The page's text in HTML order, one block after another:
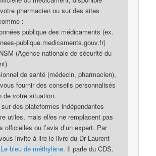
pharmacien ou sur des sites
:
publique des médicaments (ex.
publique.medicaments.gouv.fr)
(Agence nationale de sécurité du
de santé (médecin, pharmacien),
fournir des conseils personnalisés
de votre situation.
des plateformes indépendantes
utiles, mais elles ne remplacent pas
officielles ou l’avis d’un expert. Par
invite à lire le livre du Dr Laurent
Le bleu de méthylène. Il parle du CDS.